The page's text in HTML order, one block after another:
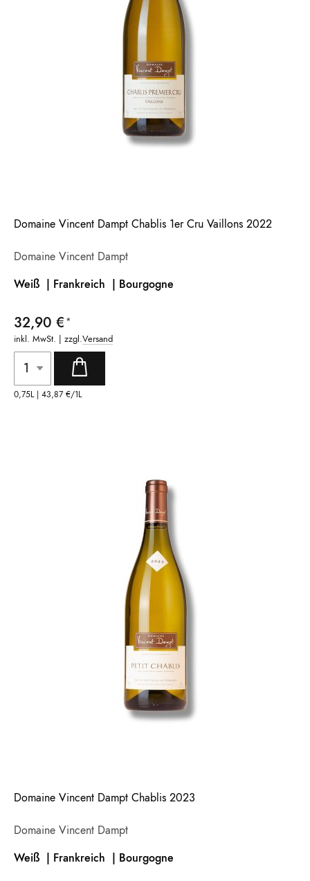
Domaine Vincent Dampt Chablis 1er Cru Vaillons 2022
Domaine Vincent Dampt
Weiß | Frankreich | Bourgogne
32,90 €
inkl. MwSt. | zzgl.Versand
0,75L | 43,87 €/1L
Domaine Vincent Dampt Chablis 2023
Domaine Vincent Dampt
Weiß | Frankreich | Bourgogne